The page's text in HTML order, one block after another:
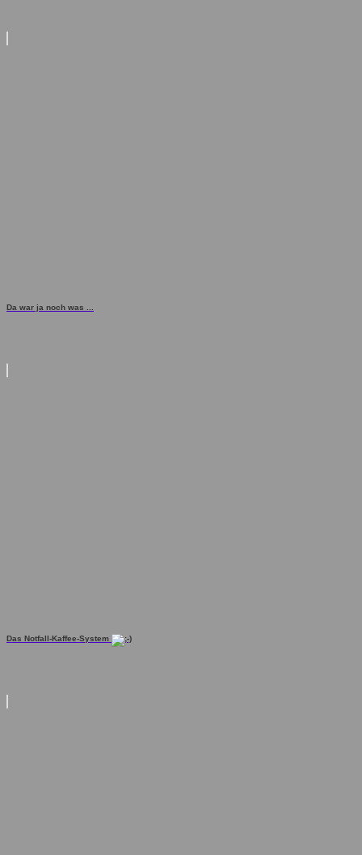
Da war ja noch was ...
Das Notfall-Kaffee-System